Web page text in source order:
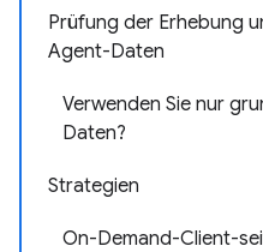
Prüfung der Erhebung
Agent-Daten
Verwenden Sie nur
Daten?
Strategien
On-Demand-Client-